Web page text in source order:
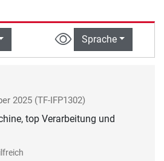
Sprache
2025 (TF-IFP1302)
top Verarbeitung und